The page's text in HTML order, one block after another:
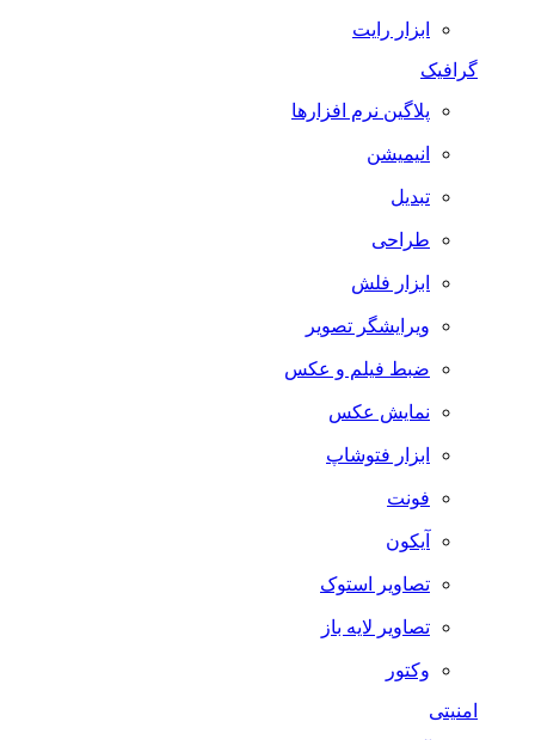
ابزار رایت
گرافیک
پلاگین نرم افزارها
انیمیشن
تبدیل
طراحی
ابزار فلش
ویرایشگر تصویر
ضبط فيلم و عكس
نمایش عکس
ابزار فتوشاپ
فونت
آیکون
تصاویر استوک
تصاویر لایه باز
وکتور
امنیتی